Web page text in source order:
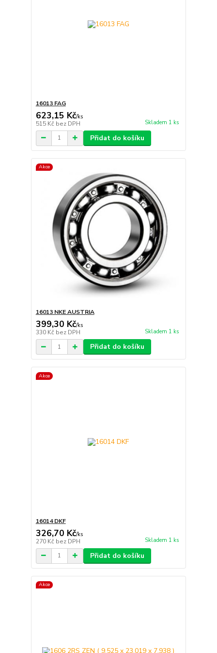
16013 FAG
623,15 Kč/ks
515 Kč bez DPH Skladem 1 ks
Přidat do košíku
Akce
16013 NKE AUSTRIA
399,30 Kč/ks
330 Kč bez DPH Skladem 1 ks
Přidat do košíku
Akce
16014 DKF
326,70 Kč/ks
270 Kč bez DPH Skladem 1 ks
Přidat do košíku
Akce